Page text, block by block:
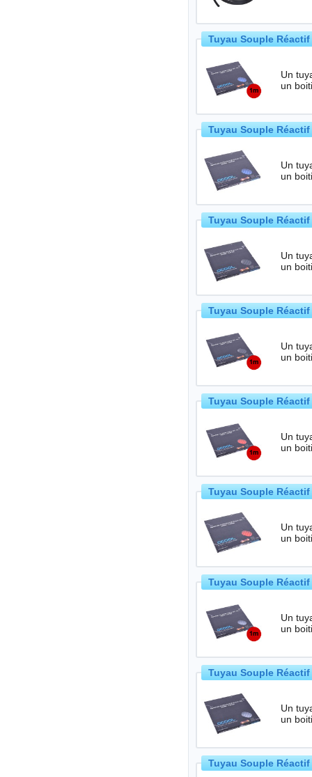
Tuyau Souple
Un
Tuyau Souple
Un
Tuyau Souple
Un
Tuyau Souple
Un
Tuyau Souple Réactif
Un
Tuyau Souple Réactif
Un
Tuyau Souple Réactif
Un
Tuyau Souple Réactif
Un
Tuyau Souple